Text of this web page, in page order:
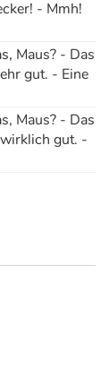
- Mmh!
Maus? - Das
gut. - Eine
Maus? - Das
gut. -